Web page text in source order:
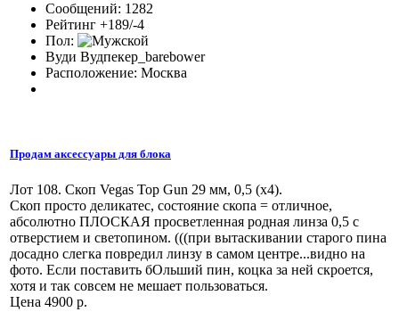
Сообщений: 1282
Рейтинг +189/-4
Пол:
Вуди Вудпекер_barebower
Расположение: Москва
Продам аксессуары для блока
Лот 108. Скоп Vegas Top Gun 29 мм, 0,5 (x4).
Скоп просто деликатес, состояние скопа = отличное,
абсолютно ПЛОСКАЯ просветленная родная линза 0,5 с
отверстием и светопином. (((при вытаскивании старого пина
досадно слегка повредил линзу в самом центре...видно на
фото. Если поставить бОльший пин, коцка за ней скроется,
хотя и так совсем не мешает пользоваться.
Цена 4900 р.